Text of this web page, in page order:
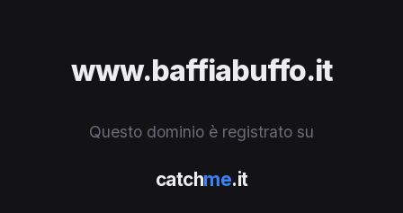
www.baffiabuffo.it
Questo dominio è registrato su
catchme.it